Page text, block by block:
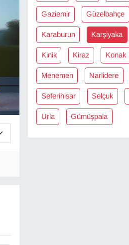
Gaziemir Güzelbahçe
Karaburun Karşiyaka
Kinik Kiraz Konak
Menemen Narlidere
Seferihisar Selçuk
Urla Gümüşpala